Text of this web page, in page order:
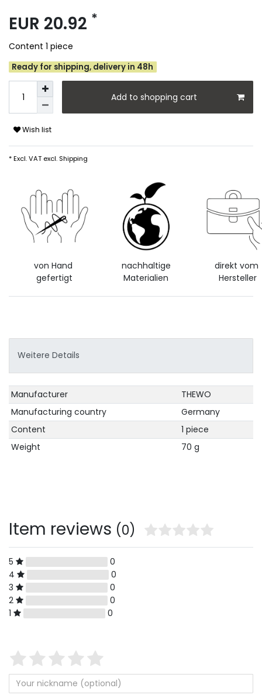
EUR 20.92 *
Content 1 piece
Ready for shipping, delivery in 48h
Add to shopping cart
Wish list
* Excl. VAT excl. Shipping
von Hand
gefertigt
nachhaltige
Materialien
direkt vom
Hersteller
Weitere Details
Technical
characteristic
Value
Manufacturer
THEWO
Manufacturing country
Germany
Content
1 piece
Weight
70 g
Item reviews (0)
5
0
4
0
3
0
2
0
1
0
Star
rating
of
4
of
3
of
2
of
1
of